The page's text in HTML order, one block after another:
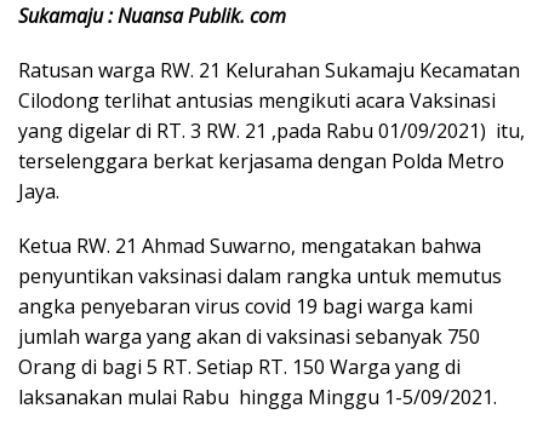
Sukamaju : Nuansa Publik. com
Ratusan warga RW. 21 Kelurahan Sukamaju Kecamatan
Cilodong terlihat antusias mengikuti acara Vaksinasi
yang digelar di RT. 3 RW. 21 ,pada Rabu 01/09/2021) itu,
terselenggara berkat kerjasama dengan Polda Metro
Jaya.
Ketua RW. 21 Ahmad Suwarno, mengatakan bahwa
penyuntikan vaksinasi dalam rangka untuk memutus
angka penyebaran virus covid 19 bagi warga kami
jumlah warga yang akan di vaksinasi sebanyak 750
Orang di bagi 5 RT. Setiap RT. 150 Warga yang di
laksanakan mulai Rabu hingga Minggu 1-5/09/2021.